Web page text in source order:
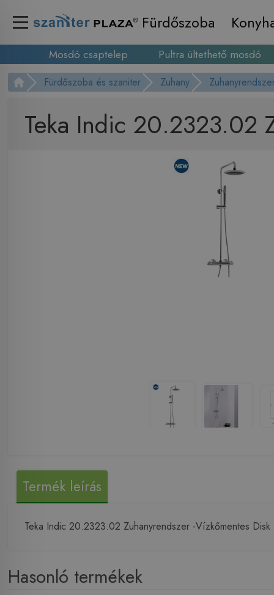
Fürdőszoba
Mosdó csaptelep Pultra ültethető mosdó
Fürdőszoba és szaniter Zuhany
Teka Indic 20.2323.02
Termék leírás
Teka Indic 20.2323.02 Zuhanyrendszer -Vízkőmentes
Hasonló termékek